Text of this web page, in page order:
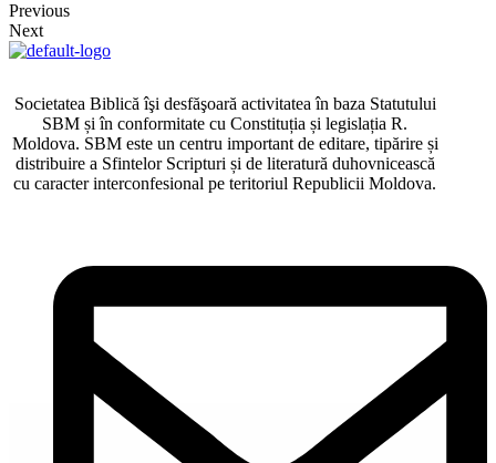
Previous
Next
Societatea Biblică îşi desfăşoară activitatea în baza Statutului
SBM și în conformitate cu Constituția și legislația R.
Moldova. SBM este un centru important de editare, tipărire și
distribuire a Sfintelor Scripturi și de literatură duhovnicească
cu caracter interconfesional pe teritoriul Republicii Moldova.